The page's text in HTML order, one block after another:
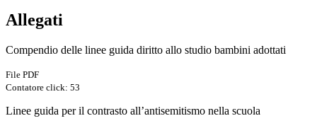
Allegati
Compendio delle linee guida diritto allo studio bambini adottati
File PDF
Contatore click: 53
Linee guida per il contrasto all’antisemitismo nella scuola